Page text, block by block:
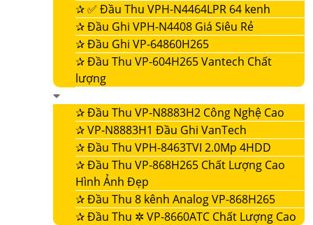
✰✅ Đầu Thu VPH-N4464LPR 64 kenh
✰Đầu Ghi VPH-N4408 Giá Siêu Rẻ
✰Đầu Ghi VP-64860H265
✰Đầu Thu VP-604H265 Vantech Chất
lượng
✰Đầu Thu VP-N8883H2 Công Nghệ Cao
✰VP-N8883H1 Đầu Ghi VanTech
✰Đầu Thu VPH-8463TVI 2.0Mp 4HDD
✰Đầu Thu VP-868H265 Chất Lượng Cao
Hình Ảnh Đẹp
✰Đầu Thu 8 kênh Analog VP-868H265
✰Đầu Thu ✲ VP-8660ATC Chất Lượng Cao